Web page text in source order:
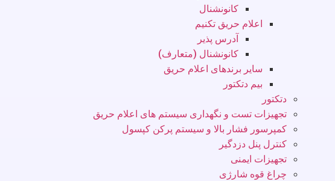
کانونشنال
اعلام حریق تکنیم
آدرس پذیر
کانونشنال (متعارف)
سایر برندهای اعلام حریق
بیم دتکتور
دتکتور
تجهیزات تست و نگهداری سیستم های اعلام حریق
کمپرسور فشار بالا و سیستم پرکن کپسول
کنترل پنل دزدگیر
تجهیزات ایمنی
چراغ قوه شارژی